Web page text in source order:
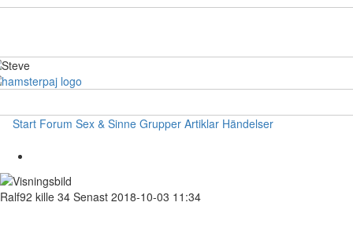
Start Forum Sex & Sinne Grupper Artiklar Händelser
Ralf92 kille 34 Senast 2018-10-03 11:34